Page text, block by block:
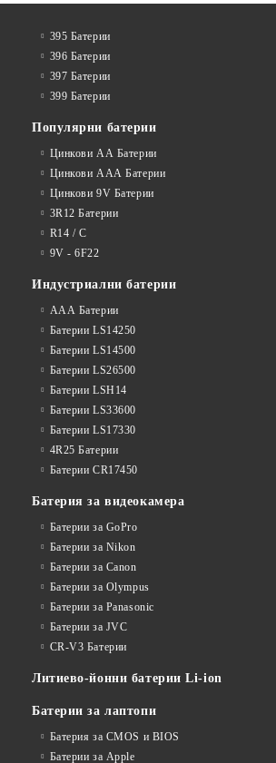
395 Батерии
396 Батерии
397 Батерии
399 Батерии
Популярни батерии
Цинкови АА Батерии
Цинкови ААА Батерии
Цинкови 9V Батерии
3R12 Батерии
R14 / C
9V - 6F22
Индустриални батерии
ААА Батерии
Батерии LS14250
Батерии LS14500
Батерии LS26500
Батерии LSH14
Батерии LS33600
Батерии LS17330
4R25 Батерии
Батерии CR17450
Батерия за видеокамера
Батерии за GoPro
Батерии за Nikon
Батерии за Canon
Батерии за Olympus
Батерии за Panasonic
Батерии за JVC
CR-V3 Батерии
Литиево-йонни батерии Li-ion
Батерии за лаптопи
Батерия за CMOS и BIOS
Батерии за Apple